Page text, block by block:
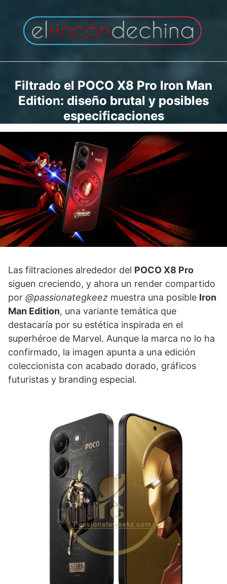
contenido
Filtrado el POCO X8 Pro Iron Man
Edition: diseño brutal y posibles
especificaciones
Las filtraciones alrededor del POCO X8 Pro
siguen creciendo, y ahora un render compartido
por @passionategkeez muestra una posible Iron
Man Edition, una variante temática que
destacaría por su estética inspirada en el
superhéroe de Marvel. Aunque la marca no lo ha
confirmado, la imagen apunta a una edición
coleccionista con acabado dorado, gráficos
futuristas y branding especial.